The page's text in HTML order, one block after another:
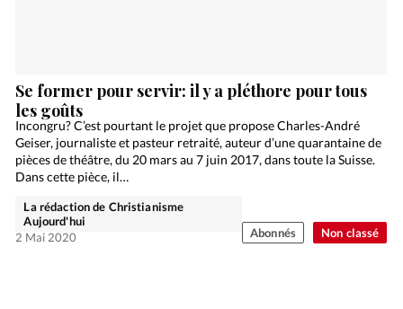
Non classé
Se former pour servir: il y a pléthore pour tous
les goûts
Incongru? C’est pourtant le projet que propose Charles-André
Geiser, journaliste et pasteur retraité, auteur d’une quarantaine de
pièces de théâtre, du 20 mars au 7 juin 2017, dans toute la Suisse.
Dans cette pièce, il…
La rédaction de Christianisme
Aujourd'hui
2 Mai 2020
Abonnés